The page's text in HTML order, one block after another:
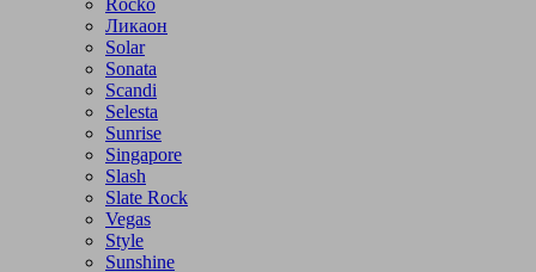
Ликаон
Solar
Sonata
Scandi
Selesta
Sunrise
Singapore
Slash
Slate Rock
Vegas
Style
Sunshine